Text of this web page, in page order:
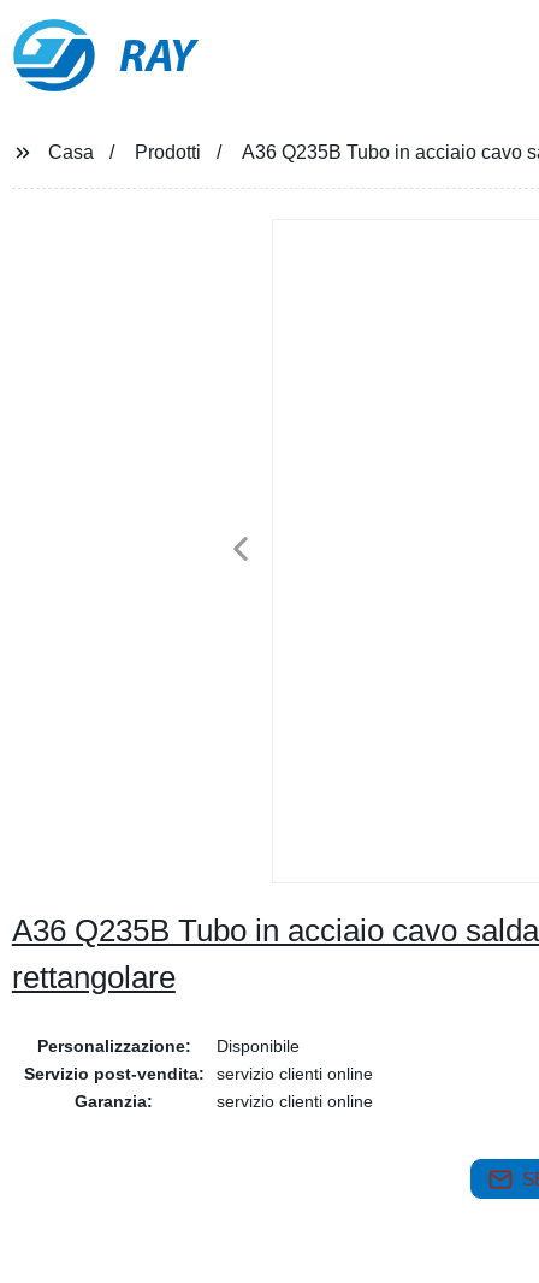
RAY
Casa Prodotti A36 Q235B Tubo in acciaio cavo
A36 Q235B Tubo in acciaio cavo
rettangolare
Personalizzazione:
Disponibile
Servizio post-vendita:
servizio clienti online
Garanzia:
servizio clienti online